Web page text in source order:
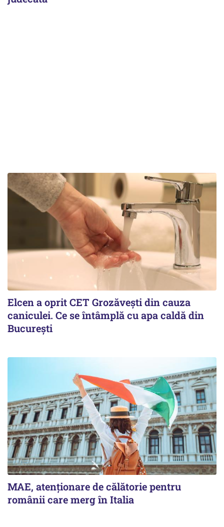
Elcen a oprit CET Grozăvești din cauza
caniculei. Ce se întâmplă cu apa caldă din
București
MAE, atenționare de călătorie pentru
românii care merg în Italia